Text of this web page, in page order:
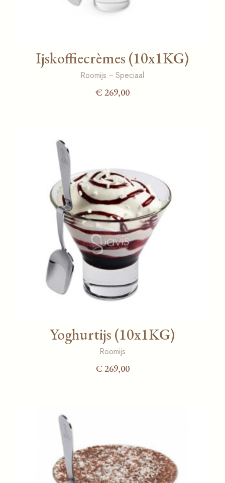
Ijskoffiecrèmes (10x1KG)
Roomijs Speciaal
€ 269,00
Yoghurtijs (10x1KG)
Roomijs
€ 269,00